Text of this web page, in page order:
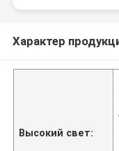
Характер
Высокий свет:
,